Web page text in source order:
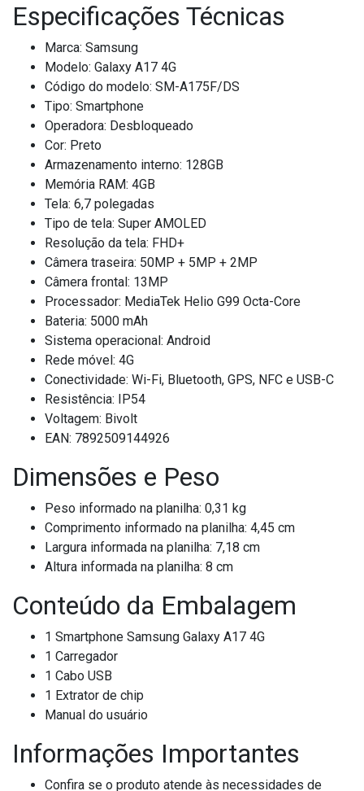
Especificações Técnicas
Marca: Samsung
Modelo: Galaxy A17 4G
Código do modelo: SM-A175F/DS
Tipo: Smartphone
Operadora: Desbloqueado
Cor: Preto
Armazenamento interno: 128GB
Memória RAM: 4GB
Tela: 6,7 polegadas
Tipo de tela: Super AMOLED
Resolução da tela: FHD+
Câmera traseira: 50MP + 5MP + 2MP
Câmera frontal: 13MP
Processador: MediaTek Helio G99 Octa-Core
Bateria: 5000 mAh
Sistema operacional: Android
Rede móvel: 4G
Conectividade: Wi-Fi, Bluetooth, GPS, NFC e USB-C
Resistência: IP54
Voltagem: Bivolt
EAN: 7892509144926
Dimensões e Peso
Peso informado na planilha: 0,31 kg
Comprimento informado na planilha: 4,45 cm
Largura informada na planilha: 7,18 cm
Altura informada na planilha: 8 cm
Conteúdo da Embalagem
1 Smartphone Samsung Galaxy A17 4G
1 Carregador
1 Cabo USB
1 Extrator de chip
Manual do usuário
Informações Importantes
Confira se o produto atende às necessidades de